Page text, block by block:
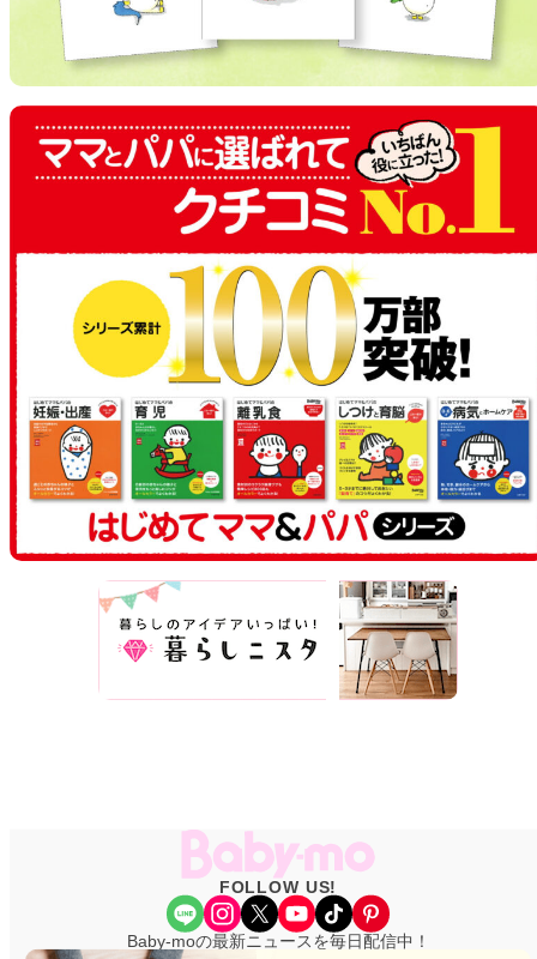
FOLLOW US!
Share Icon Instagram X YouTube TikTok Pinterest
Baby-moの最新ニュースを毎日配信中！